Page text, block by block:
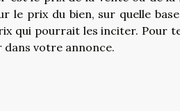
le prix du bien, sur quelle
qui pourrait les inciter. Pour
dans votre annonce.